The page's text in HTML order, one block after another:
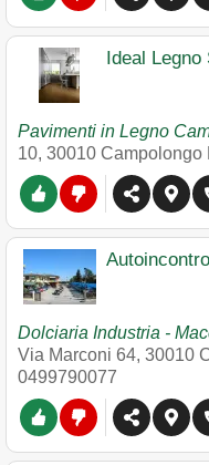
Ideal Legno
Pavimenti in Legno
10, 30010 Campolongo
Dolciaria Industria -
Via Marconi 64, 30010
0499790077